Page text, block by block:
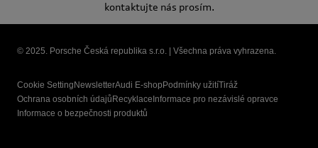
kontaktujte nás prosím.
© 2025. Porsche Česká republika s.r.o. | Všechna práva vyhrazena.
Cookie Setting NewsletterAudi E-shop Podmínky užitíTiráž
Ochrana osobních údajů Recyklace Informace pro nezávislé opravce
Informace o bezpečnosti produktů